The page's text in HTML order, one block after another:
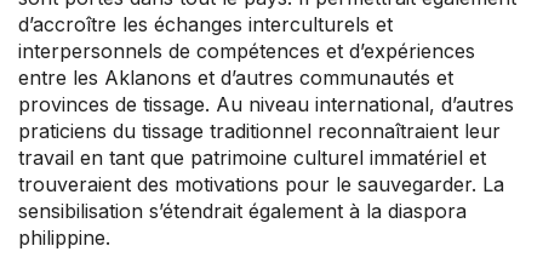
d’accroître les échanges interculturels et
interpersonnels de compétences et d’expériences
entre les Aklanons et d’autres communautés et
provinces de tissage. Au niveau international, d’autres
praticiens du tissage traditionnel reconnaîtraient leur
travail en tant que patrimoine culturel immatériel et
trouveraient des motivations pour le sauvegarder. La
sensibilisation s’étendrait également à la diaspora
philippine.